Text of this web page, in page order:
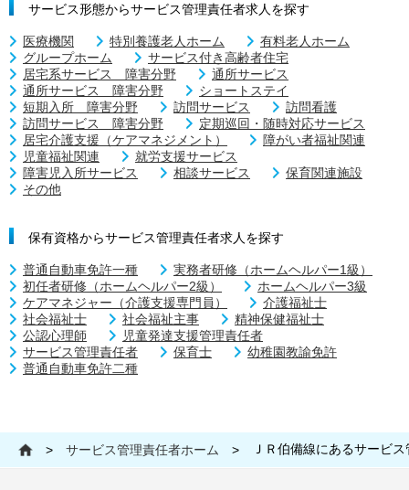
サービス形態からサービス管理責任者求人を探す
医療機関 特別養護老人ホーム
有料老人ホーム
グループホーム
サービス付き高齢者住宅
居宅系サービス 障害分野
通所サービス
通所サービス 障害分野
ショートステイ
短期入所 障害分野
訪問サービス
訪問看護
訪問サービス 障害分野
定期巡回・随時対応サービス
居宅介護支援（ケアマネジメント）
障がい者福祉関連
児童福祉関連
就労支援サービス
障害児入所サービス
相談サービス
保育関連施設
その他
保有資格からサービス管理責任者求人を探す
普通自動車免許一種
実務者研修（ホームヘルパー1級）
初任者研修（ホームヘルパー2級）
ホームヘルパー3級
ケアマネジャー（介護支援専門員）
介護福祉士
社会福祉士
社会福祉主事
精神保健福祉士
公認心理師
児童発達支援管理責任者
サービス管理責任者
保育士
幼稚園教諭免許
普通自動車免許二種
> サービス管理責任者ホーム > ＪＲ伯備線にあるサービ